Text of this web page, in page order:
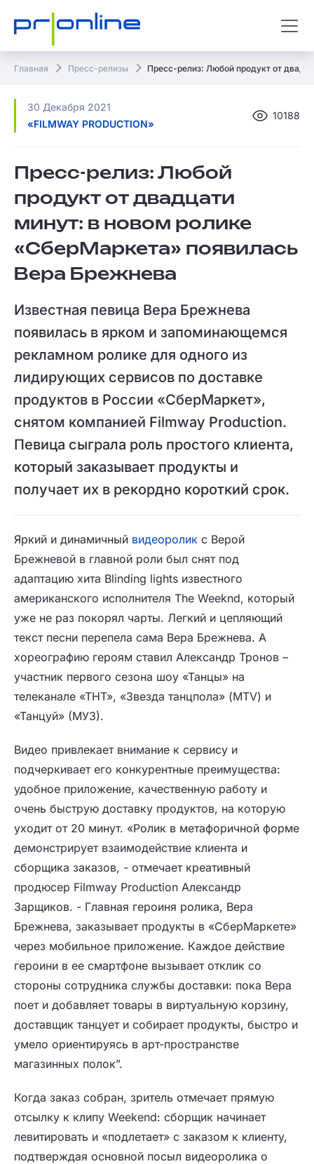
Главная Пресс-релизы Пресс-релиз: Любой продукт от
30 Декабря 2021
«FILMWAY PRODUCTION»
10188
Пресс-релиз: Любой
продукт от двадцати
минут: в новом ролике
«СберМаркета» появилась
Вера Брежнева
Известная певица Вера Брежнева
появилась в ярком и запоминающемся
рекламном ролике для одного из
лидирующих сервисов по доставке
продуктов в России «СберМаркет»,
снятом компанией Filmway Production.
Певица сыграла роль простого клиента,
который заказывает продукты и
получает их в рекордно короткий срок.
Яркий и динамичный видеоролик с Верой
Брежневой в главной роли был снят под
адаптацию хита Blinding lights известного
американского исполнителя The Weeknd, который
уже не раз покорял чарты. Легкий и цепляющий
текст песни перепела сама Вера Брежнева. А
хореографию героям ставил Александр Тронов –
участник первого сезона шоу «Танцы» на
телеканале «ТНТ», «Звезда танцпола» (MTV) и
«Танцуй» (МУЗ).
Видео привлекает внимание к сервису и
подчеркивает его конкурентные преимущества:
удобное приложение, качественную работу и
очень быструю доставку продуктов, на которую
уходит от 20 минут. «Ролик в метафоричной форме
демонстрирует взаимодействие клиента и
сборщика заказов, - отмечает креативный
продюсер Filmway Production Александр
Зарщиков. - Главная героиня ролика, Вера
Брежнева, заказывает продукты в «СберМаркете»
через мобильное приложение. Каждое действие
героини в ее смартфоне вызывает отклик со
стороны сотрудника службы доставки: пока Вера
поет и добавляет товары в виртуальную корзину,
доставщик танцует и собирает продукты, быстро и
умело ориентируясь в арт-пространстве
магазинных полок”.
Когда заказ собран, зритель отмечает прямую
отсылку к клипу Weekend: сборщик начинает
левитировать и «подлетает» с заказом к клиенту,
подтверждая основной посыл видеоролика о